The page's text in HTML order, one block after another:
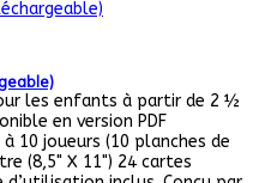
les enfants à partir de 2 ½
en version PDF
10 joueurs (10 planches de
(8,5" X 11") 24 cartes